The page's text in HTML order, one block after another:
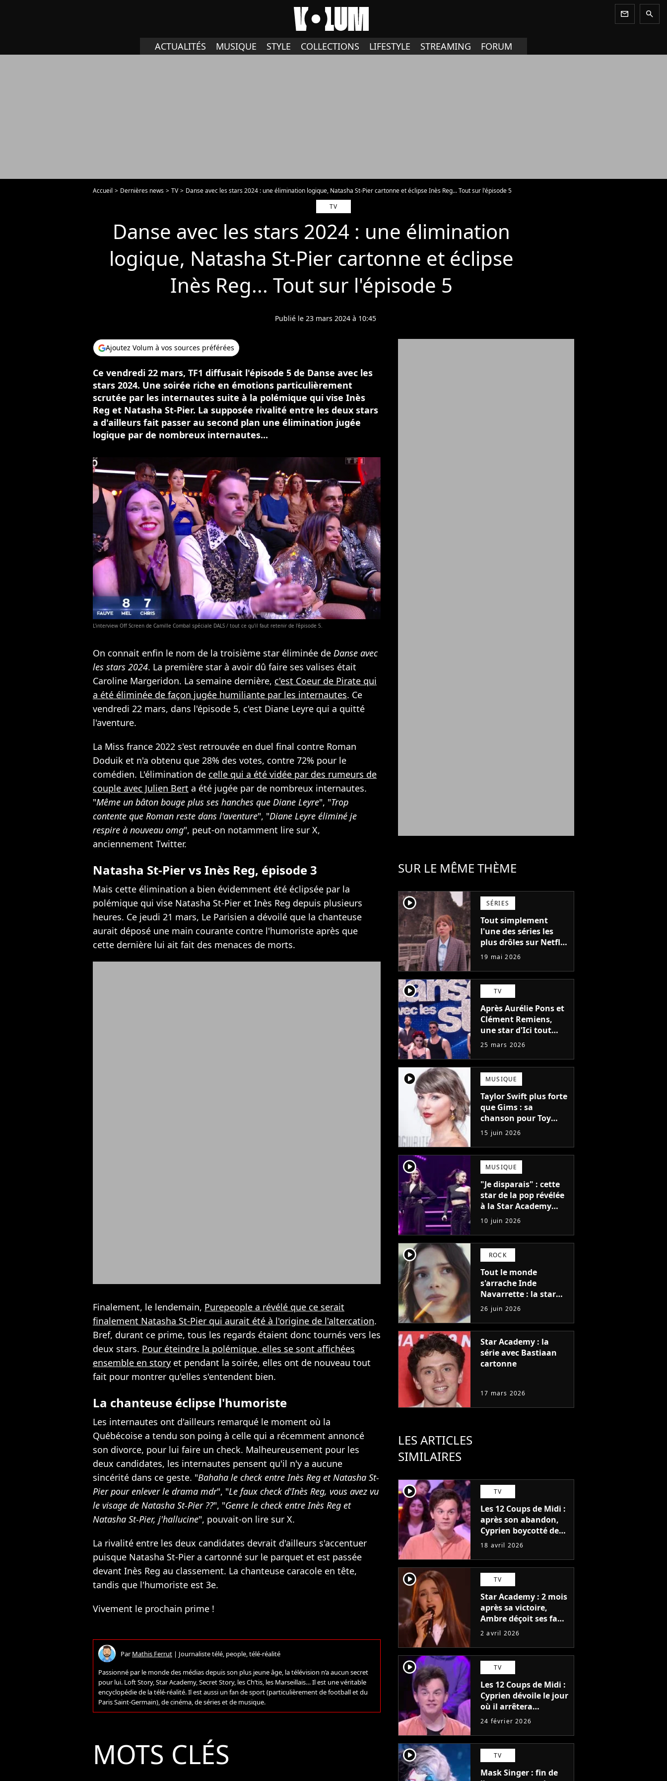
newsletter search
ACTUALITÉS MUSIQUE STYLE COLLECTIONS LIFESTYLE STREAMING FORUM
Accueil Dernières news TV
Danse avec les stars 2024 : une élimination logique, Natasha St-Pier cartonne et éclipse Inès Reg... Tout sur l'épisode 5
TV
Danse avec les stars 2024 : une élimination
logique, Natasha St-Pier cartonne et éclipse
Inès Reg... Tout sur l'épisode 5
Publié le 23 mars 2024 à 10:45
Ajoutez Volum à vos sources préférées
Ce vendredi 22 mars, TF1 diffusait l'épisode 5 de Danse avec les
stars 2024. Une soirée riche en émotions particulièrement
scrutée par les internautes suite à la polémique qui vise Inès
Reg et Natasha St-Pier. La supposée rivalité entre les deux stars
a d'ailleurs fait passer au second plan une élimination jugée
logique par de nombreux internautes...
L'interview Off Screen de Camille Combal spéciale DALS / tout ce qu'il faut retenir de l'épisode 5.
On connait enfin le nom de la troisième star éliminée de Danse avec
les stars 2024. La première star à avoir dû faire ses valises était
Caroline Margeridon. La semaine dernière, c'est Coeur de Pirate qui
a été éliminée de façon jugée humiliante par les internautes. Ce
vendredi 22 mars, dans l'épisode 5, c'est Diane Leyre qui a quitté
l'aventure.
La Miss france 2022 s'est retrouvée en duel final contre Roman
Doduik et n'a obtenu que 28% des votes, contre 72% pour le
comédien. L'élimination de celle qui a été vidée par des rumeurs de
couple avec Julien Bert a été jugée par de nombreux internautes.
"Même un bâton bouge plus ses hanches que Diane Leyre", "Trop
contente que Roman reste dans l'aventure", "Diane Leyre éliminé je
respire à nouveau omg", peut-on notamment lire sur X,
anciennement Twitter.
Natasha St-Pier vs Inès Reg, épisode 3
Mais cette élimination a bien évidemment été éclipsée par la
polémique qui vise Natasha St-Pier et Inès Reg depuis plusieurs
heures. Ce jeudi 21 mars, Le Parisien a dévoilé que la chanteuse
aurait déposé une main courante contre l'humoriste après que
cette dernière lui ait fait des menaces de morts.
Finalement, le lendemain, Purepeople a révélé que ce serait
finalement Natasha St-Pier qui aurait été à l'origine de l'altercation.
Bref, durant ce prime, tous les regards étaient donc tournés vers les
deux stars. Pour éteindre la polémique, elles se sont affichées
ensemble en story et pendant la soirée, elles ont de nouveau tout
fait pour montrer qu'elles s'entendent bien.
La chanteuse éclipse l'humoriste
Les internautes ont d'ailleurs remarqué le moment où la
Québécoise a tendu son poing à celle qui a récemment annoncé
son divorce, pour lui faire un check. Malheureusement pour les
deux candidates, les internautes pensent qu'il n'y a aucune
sincérité dans ce geste. "Bahaha le check entre Inès Reg et Natasha St-
Pier pour enlever le drama mdr", "Le faux check d'Inès Reg, vous avez vu
le visage de Natasha St-Pier ??", "Genre le check entre Inès Reg et
Natasha St-Pier, j'hallucine", pouvait-on lire sur X.
La rivalité entre les deux candidates devrait d'ailleurs s'accentuer
puisque Natasha St-Pier a cartonné sur le parquet et est passée
devant Inès Reg au classement. La chanteuse caracole en tête,
tandis que l'humoriste est 3e.
Vivement le prochain prime !
ParMathis Ferrut | Journaliste télé, people, télé-réalité
Passionné par le monde des médias depuis son plus jeune âge, la télévision n’a aucun secret
pour lui. Loft Story, Star Academy, Secret Story, les Ch’tis, les Marseillais… Il est une véritable
encyclopédie de la télé-réalité. Il est aussi un fan de sport (particulièrement de football et du
Paris Saint-Germain), de cinéma, de séries et de musique.
MOTS CLÉS
SUR LE MÊME THÈME
player2 SÉRIES
Tout simplement
l'une des séries les
plus drôles sur Netflix
: seulement 5
du créateur de Black
Mirror
19 mai 2026
player2 TV
Après Aurélie Pons et
Clément Remiens,
une star d'Ici tout
commence au casting
stars 2027 ?
25 mars 2026
player2 MUSIQUE
Taylor Swift plus forte
que Gims : sa
chanson pour Toy
Story 5 fait un carton
en France, les chiffres
!
15 juin 2026
player2 MUSIQUE
"Je disparais" : cette
star de la pop révélée
à la Star Academy
met en pause sa
carrière
10 juin 2026
player2 ROCK
Tout le monde
s'arrache Inde
Navarrette : la star
d'Obsession devient
la muse de cette
rockstar adulée de la
gen Z
26 juin 2026
Star Academy : la
série avec Bastiaan
cartonne
17 mars 2026
LES ARTICLES
SIMILAIRES
player2 TV
Les 12 Coups de Midi :
après son abandon,
Cyprien boycotté des
primes ? "Vous ne le
18 avril 2026
player2 TV
Star Academy : 2 mois
après sa victoire,
Ambre déçoit ses fans
avec cette annonce
2 avril 2026
player2 TV
Les 12 Coups de Midi :
Cyprien dévoile le jour
où il arrêtera
l'émission
24 février 2026
player2 TV
Mask Singer : fin de